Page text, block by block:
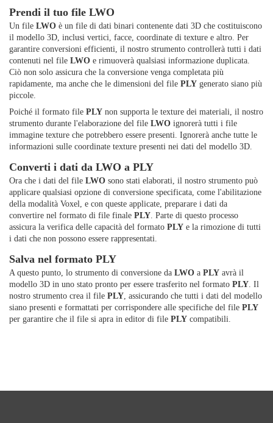
Prendi il tuo file LWO
Un file LWO è un file di dati binari contenente dati 3D che costituiscono
il modello 3D, inclusi vertici, facce, coordinate di texture e altro. Per
garantire conversioni efficienti, il nostro strumento controllerà tutti i dati
contenuti nel file LWO e rimuoverà qualsiasi informazione duplicata.
Ciò non solo assicura che la conversione venga completata più
rapidamente, ma anche che le dimensioni del file PLY generato siano più
piccole.
Poiché il formato file PLY non supporta le texture dei materiali, il nostro
strumento durante l'elaborazione del file LWO ignorerà tutti i file
immagine texture che potrebbero essere presenti. Ignorerà anche tutte le
informazioni sulle coordinate texture presenti nei dati del modello 3D.
Converti i dati da LWO a PLY
Ora che i dati del file LWO sono stati elaborati, il nostro strumento può
applicare qualsiasi opzione di conversione specificata, come l'abilitazione
della modalità Voxel, e con queste applicate, preparare i dati da
convertire nel formato di file finale PLY. Parte di questo processo
assicura la verifica delle capacità del formato PLY e la rimozione di tutti
i dati che non possono essere rappresentati.
Salva nel formato PLY
A questo punto, lo strumento di conversione da LWO a PLY avrà il
modello 3D in uno stato pronto per essere trasferito nel formato PLY. Il
nostro strumento crea il file PLY, assicurando che tutti i dati del modello
siano presenti e formattati per corrispondere alle specifiche del file PLY
per garantire che il file si apra in editor di file PLY compatibili.